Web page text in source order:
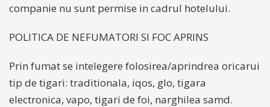
companie nu sunt permise in cadrul hotelului.
POLITICA DE NEFUMATORI SI FOC APRINS
Prin fumat se intelegere folosirea/aprindrea oricarui
tip de tigari: traditionala, iqos, glo, tigara
electronica, vapo, tigari de foi, narghilea samd.